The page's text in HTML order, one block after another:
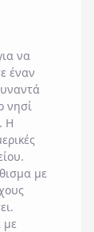
να
έναν
νησί
Η
με
με